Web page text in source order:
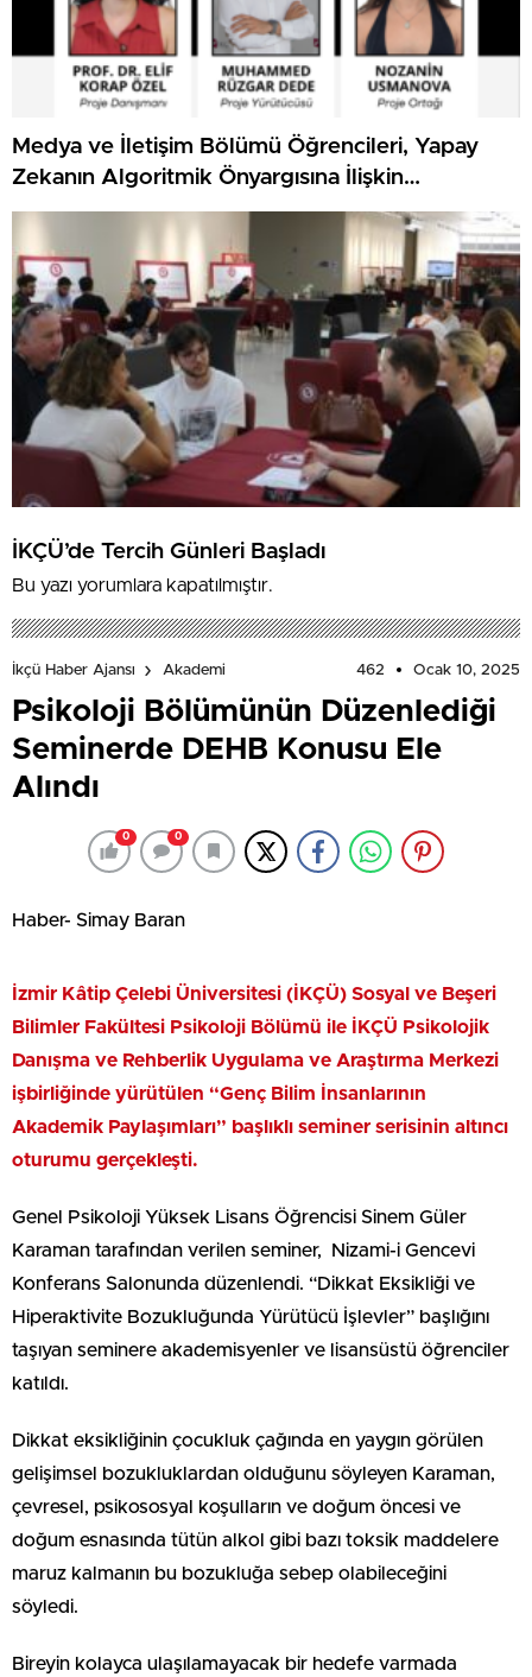
Medya ve İletişim Bölümü Öğrencileri, Yapay
Zekanın Algoritmik Önyargısına İlişkin
Farkındalık Düzeylerini Araştıracak
İKÇÜ’de Tercih Günleri Başladı
Bu yazı yorumlara kapatılmıştır.
İkçü Haber Ajansı Akademi 462 Ocak 10, 2025
Psikoloji Bölümünün Düzenlediği
Seminerde DEHB Konusu Ele
Alındı
0 0
Haber- Simay Baran
İzmir Kâtip Çelebi Üniversitesi (İKÇÜ) Sosyal ve Beşeri
Bilimler Fakültesi Psikoloji Bölümü ile İKÇÜ Psikolojik
Danışma ve Rehberlik Uygulama ve Araştırma Merkezi
işbirliğinde yürütülen “Genç Bilim İnsanlarının
Akademik Paylaşımları” başlıklı seminer serisinin altıncı
oturumu gerçekleşti.
Genel Psikoloji Yüksek Lisans Öğrencisi Sinem Güler
Karaman tarafından verilen seminer, Nizami-i Gencevi
Konferans Salonunda düzenlendi. “Dikkat Eksikliği ve
Hiperaktivite Bozukluğunda Yürütücü İşlevler” başlığını
taşıyan seminere akademisyenler ve lisansüstü öğrenciler
katıldı.
Dikkat eksikliğinin çocukluk çağında en yaygın görülen
gelişimsel bozukluklardan olduğunu söyleyen Karaman,
çevresel, psikososyal koşulların ve doğum öncesi ve
doğum esnasında tütün alkol gibi bazı toksik maddelere
maruz kalmanın bu bozukluğa sebep olabileceğini
söyledi.
Bireyin kolayca ulaşılamayacak bir hedefe varmada